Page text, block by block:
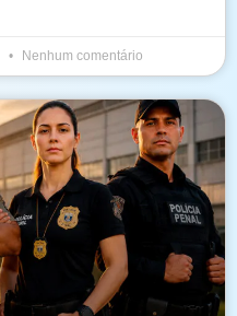
Nenhum comentário